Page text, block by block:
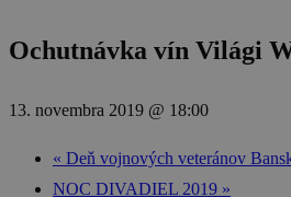
Ochutnávka vín Világi
13. novembra 2019 @ 18:00
« Deň vojnových veteránov
NOC DIVADIEL 2019 »